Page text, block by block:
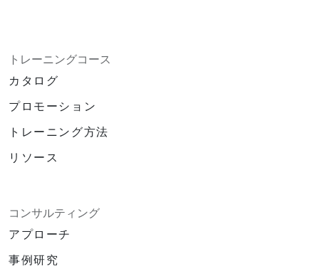
トレーニングコース
カタログ
プロモーション
トレーニング方法
リソース
コンサルティング
アプローチ
事例研究